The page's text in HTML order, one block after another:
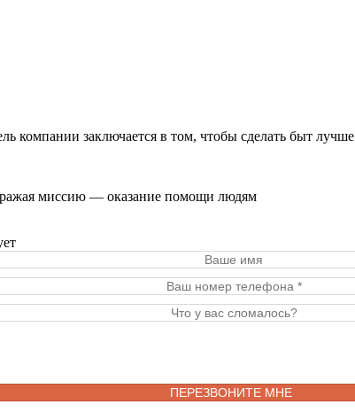
компании заключается в том, чтобы сделать быт лучше
миссию — оказание помощи людям